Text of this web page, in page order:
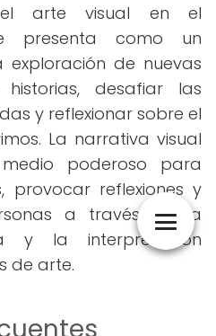
arte visual en el
presenta como un
de nuevas
desafiar las
y reflexionar sobre el
La narrativa visual
poderoso para
provocar reflexiones y
a través de la
y la interpretación
de arte.